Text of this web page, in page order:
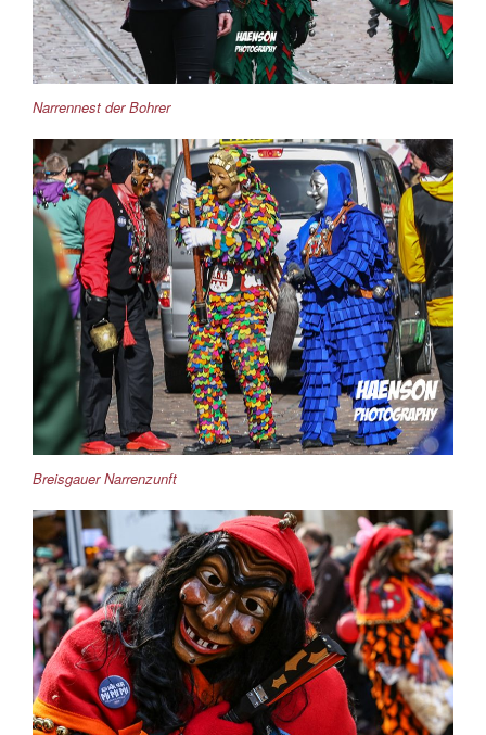
Narrennest der Bohrer
Breisgauer Narrenzunft